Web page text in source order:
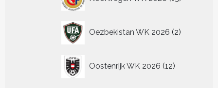
producten
Oezbekistan WK 2026 2
producten
Oostenrijk WK 2026 12
producten